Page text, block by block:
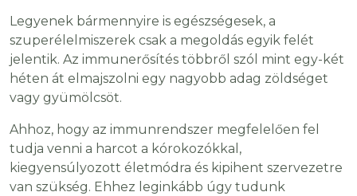
Legyenek bármennyire is egészségesek, a
szuperélelmiszerek csak a megoldás egyik felét
jelentik. Az immunerősítés többről szól mint egy-két
héten át elmajszolni egy nagyobb adag zöldséget
vagy gyümölcsöt.
Ahhoz, hogy az immunrendszer megfelelően fel
tudja venni a harcot a kórokozókkal,
kiegyensúlyozott életmódra és kipihent szervezetre
van szükség. Ehhez leginkább úgy tudunk